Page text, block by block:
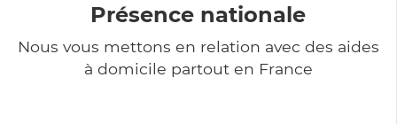
Présence nationale
Nous vous mettons en relation avec des aides
à domicile partout en France